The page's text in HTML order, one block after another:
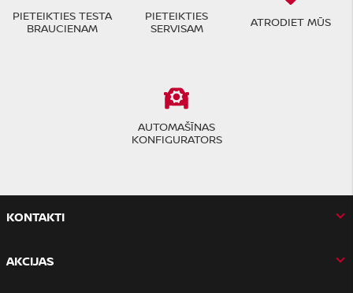
PIETEIKTIES TESTA
BRAUCIENAM
PIETEIKTIES
SERVISAM
ATRODIET MŪS
AUTOMAŠĪNAS
KONFIGURATORS
KONTAKTI
AKCIJAS